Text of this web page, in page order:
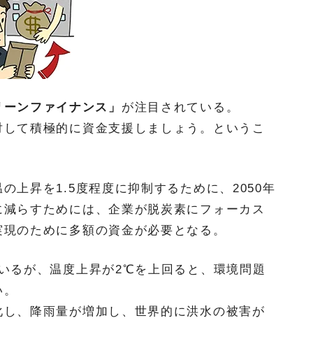
ンファイナンス」 が注目されている。
て積極的に資金支援しましょう。というこ
上昇を1.5度程度に抑制するために、2050年
らすためには、企業が脱炭素にフォーカス
のために多額の資金が必要となる。
るが、温度上昇が2℃を上回ると、環境問題
、降雨量が増加し、世界的に洪水の被害が